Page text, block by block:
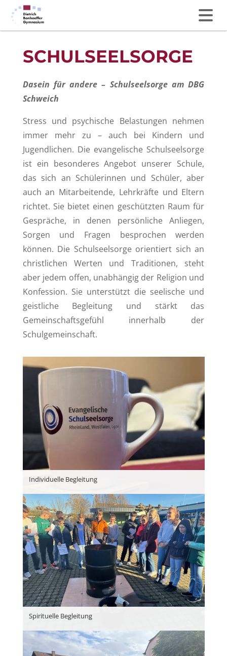
SCHULSEELSORGE
Dasein für andere – Schulseelsorge am DBG
Schweich
Stress und psychische Belastungen nehmen
immer mehr zu – auch bei Kindern und
Jugendlichen. Die evangelische Schulseelsorge
ist ein besonderes Angebot unserer Schule,
das sich an Schülerinnen und Schüler, aber
auch an Mitarbeitende, Lehrkräfte und Eltern
richtet. Sie bietet einen geschützten Raum für
Gespräche, in denen persönliche Anliegen,
Sorgen und Fragen besprochen werden
können. Die Schulseelsorge orientiert sich an
christlichen Werten und Traditionen, steht
aber jedem offen, unabhängig der Religion und
Konfession. Sie unterstützt die seelische und
geistliche Begleitung und stärkt das
Gemeinschaftsgefühl innerhalb der
Schulgemeinschaft.
Individuelle Begleitung
Spirituelle Begleitung